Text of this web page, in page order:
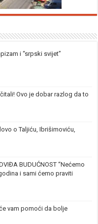
i “srpski svijet”
Ovo je dobar razlog da to
o Taljiću, Ibrišimoviću,
BUDUĆNOST “Nećemo
i sami ćemo praviti
vam pomoći da bolje